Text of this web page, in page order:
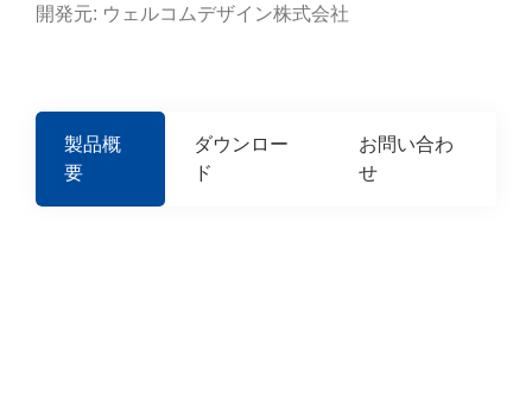
開発元: ウェルコムデザイン株式会社
製品概
要
ダウンロー
ド
お問い合わ
せ